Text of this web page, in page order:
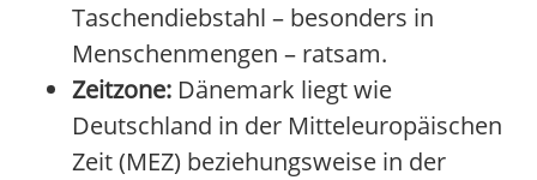
Taschendiebstahl – besonders in
Menschenmengen – ratsam.
Zeitzone: Dänemark liegt wie
Deutschland in der Mitteleuropäischen
Zeit (MEZ) beziehungsweise in der